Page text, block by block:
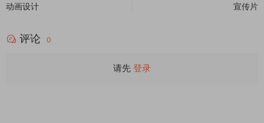
动画设计
宣传片
评论 0
请先 登录